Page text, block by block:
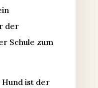
der
Schule zum
ist der